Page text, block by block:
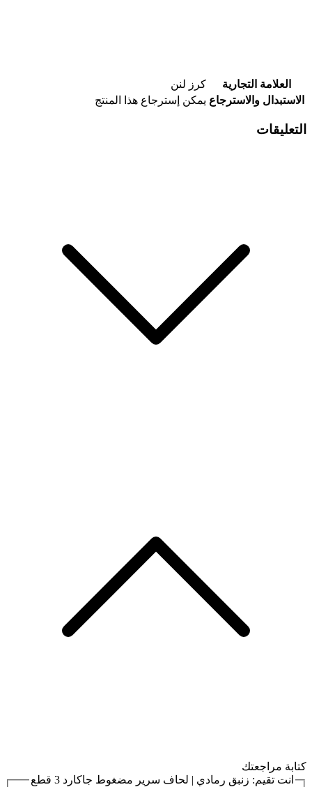
العلامة التجارية
كرز لنن
الاستبدال والاسترجاع يمكن إسترجاع هذا المنتج
التعليقات
كتابة مراجعتك
انت تقيم: زنبق رمادي | لحاف سرير مضغوط جاكارد 3 قطع